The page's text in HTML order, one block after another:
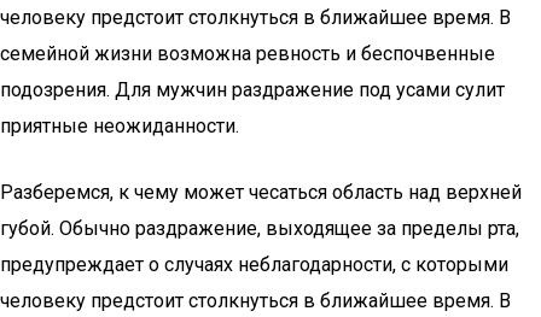
человеку предстоит столкнуться в ближайшее время. В
семейной жизни возможна ревность и беспочвенные
подозрения. Для мужчин раздражение под усами сулит
приятные неожиданности.
Разберемся, к чему может чесаться область над верхней
губой. Обычно раздражение, выходящее за пределы рта,
предупреждает о случаях неблагодарности, с которыми
человеку предстоит столкнуться в ближайшее время. В